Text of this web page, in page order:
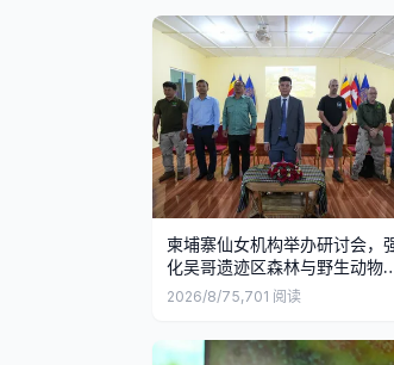
柬埔寨仙女机构举办研讨会，
化吴哥遗迹区森林与野生动物
护
2026/8/75,701 阅读